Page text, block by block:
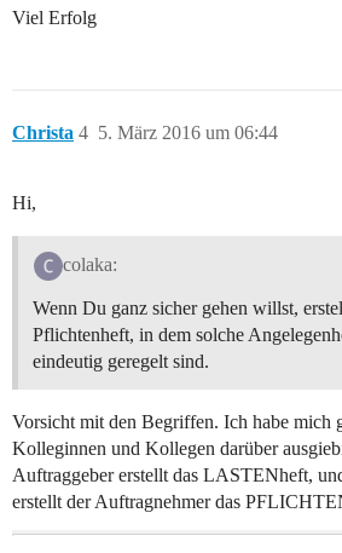
Viel Erfolg
Christa 5. März 2016 um 06:44
4
Hi,
colaka:
Wenn Du ganz sicher gehen willst,
Pflichtenheft, in dem solche
eindeutig geregelt sind.
Vorsicht mit den Begriffen. Ich habe mich
Kolleginnen und Kollegen darüber
Auftraggeber erstellt das LASTENheft,
erstellt der Auftragnehmer das